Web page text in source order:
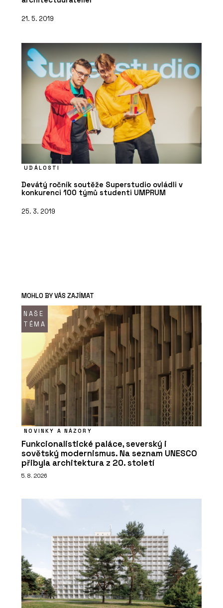
21. 5. 2019
UDÁLOSTI
Devátý ročník soutěže Superstudio ovládli v
konkurenci 100 týmů studenti UMPRUM
25. 3. 2019
MOHLO BY VÁS ZAJÍMAT
NAŠE
TÉMA
NOVINKY A NÁZORY
Funkcionalistické paláce, severský i
sovětský modernismus. Na seznam UNESCO
přibyla architektura z 20. století
5. 8. 2026